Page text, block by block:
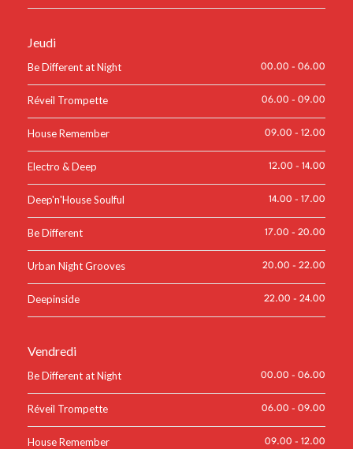
Jeudi
Be Different at Night 00.00 - 06.00
Réveil Trompette 06.00 - 09.00
House Remember 09.00 - 12.00
Electro & Deep 12.00 - 14.00
Deep'n'House Soulful 14.00 - 17.00
Be Different 17.00 - 20.00
Urban Night Grooves 20.00 - 22.00
Deepinside 22.00 - 24.00
Vendredi
Be Different at Night 00.00 - 06.00
Réveil Trompette 06.00 - 09.00
House Remember 09.00 - 12.00